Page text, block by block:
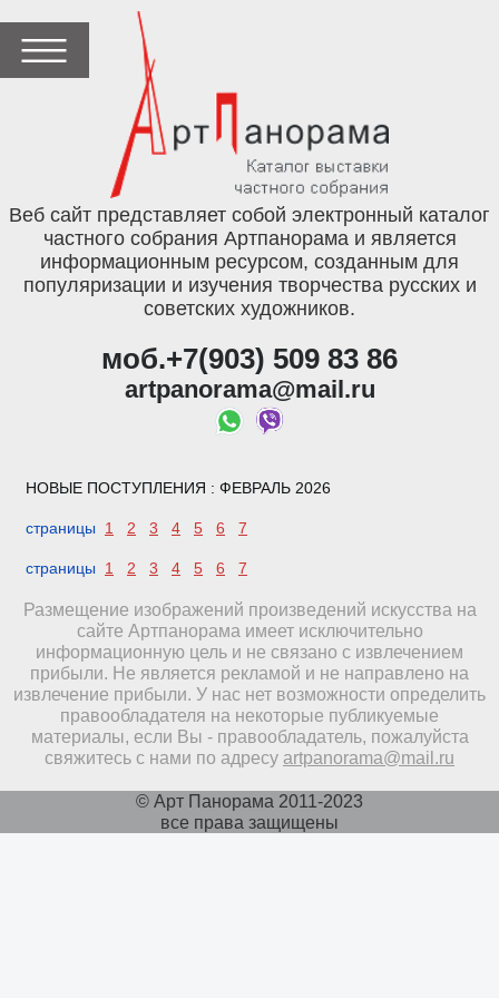
Веб сайт представляет собой электронный каталог
частного собрания Артпанорама и является
информационным ресурсом, созданным для
популяризации и изучения творчества русских и
советских художников.
моб.+7(903) 509 83 86
artpanorama@mail.ru
НОВЫЕ ПОСТУПЛЕНИЯ : ФЕВРАЛЬ 2026
страницы 1 2 3 4 5 6 7
страницы 1 2 3 4 5 6 7
Размещение изображений произведений искусства на
сайте Артпанорама имеет исключительно
информационную цель и не связано с извлечением
прибыли. Не является рекламой и не направлено на
извлечение прибыли. У нас нет возможности определить
правообладателя на некоторые публикуемые
материалы, если Вы - правообладатель, пожалуйста
свяжитесь с нами по адресу artpanorama@mail.ru
© Арт Панорама 2011-2023
все права защищены